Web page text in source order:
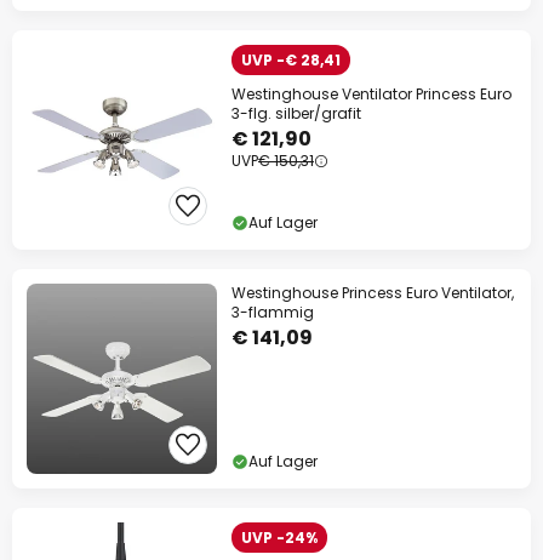
UVP -€ 28,41
Westinghouse Ventilator Princess Euro
3-flg. silber/grafit
€ 121,90
UVP€ 150,31
Auf Lager
Westinghouse Princess Euro Ventilator,
3-flammig
€ 141,09
Auf Lager
UVP -24%